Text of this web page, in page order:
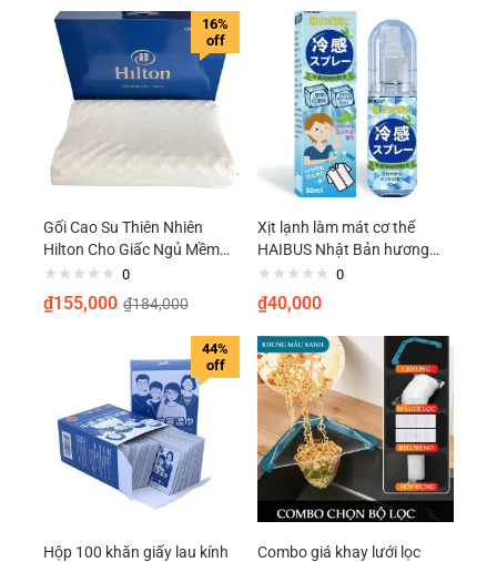
16%
off
Gối Cao Su Thiên Nhiên
Hilton Cho Giấc Ngủ Mềm
Mại Như Mây
0
₫155,000 ₫184,000
Xịt lạnh làm mát cơ thể
HAIBUS Nhật Bản hương
bạc hà mát lạnh 50ml
0
₫40,000
44%
off
Hộp 100 khăn giấy lau kính
Combo giá khay lưới lọc